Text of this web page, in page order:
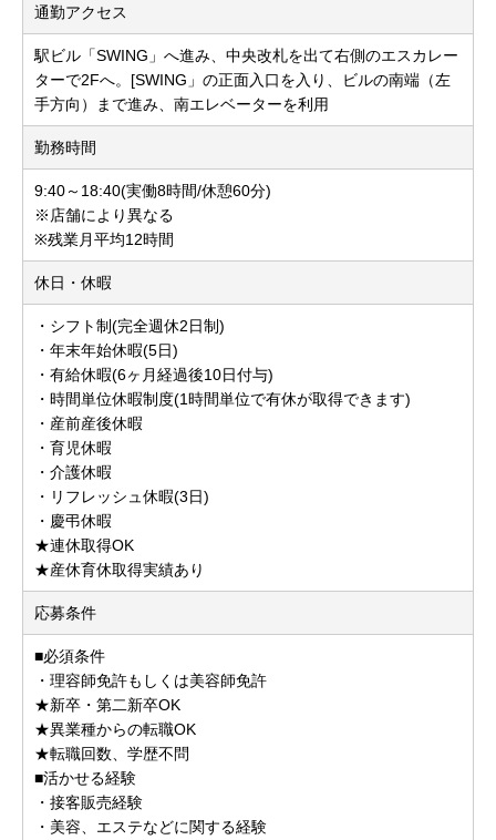
通勤アクセス
駅ビル「SWING」へ進み、中央改札を出て右側のエスカレー
ターで2Fへ。[SWING」の正面入口を入り、ビルの南端（左
手方向）まで進み、南エレベーターを利用
勤務時間
9:40～18:40(実働8時間/休憩60分)
※店舗により異なる
※残業月平均12時間
休日・休暇
・シフト制(完全週休2日制)
・年末年始休暇(5日)
・有給休暇(6ヶ月経過後10日付与)
・時間単位休暇制度(1時間単位で有休が取得できます)
・産前産後休暇
・育児休暇
・介護休暇
・リフレッシュ休暇(3日)
・慶弔休暇
★連休取得OK
★産休育休取得実績あり
応募条件
■必須条件
・理容師免許もしくは美容師免許
★新卒・第二新卒OK
★異業種からの転職OK
★転職回数、学歴不問
■活かせる経験
・接客販売経験
・美容、エステなどに関する経験